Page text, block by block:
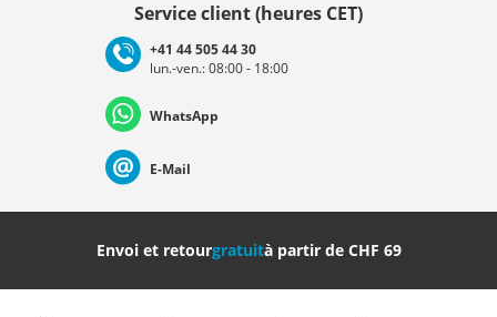
Deutschland Österreich
Nederland Italia (Italiano) Italien (Deutsch)
Service client (heures CET)
+41 44 505 44 30
lun.-ven.: 08:00 - 18:00
WhatsApp
E-Mail
Envoi et retourgratuità partir de CHF 69